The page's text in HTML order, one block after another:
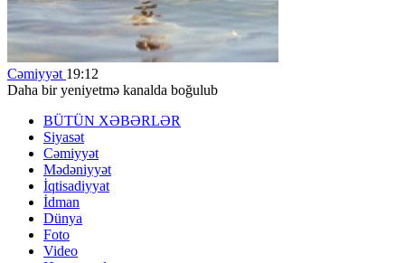
Cəmiyyət 19:12
Daha bir yeniyetmə kanalda boğulub
BÜTÜN XƏBƏRLƏR
Siyasət
Cəmiyyət
Mədəniyyət
İqtisadiyyat
İdman
Dünya
Foto
Video